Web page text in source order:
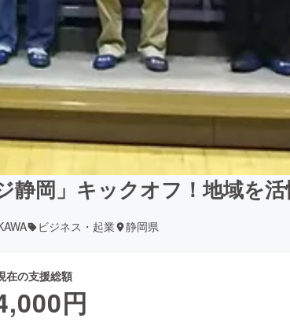
静岡」キックオフ！地域を
ビジネス・起業 静岡県
在の支援総額
円